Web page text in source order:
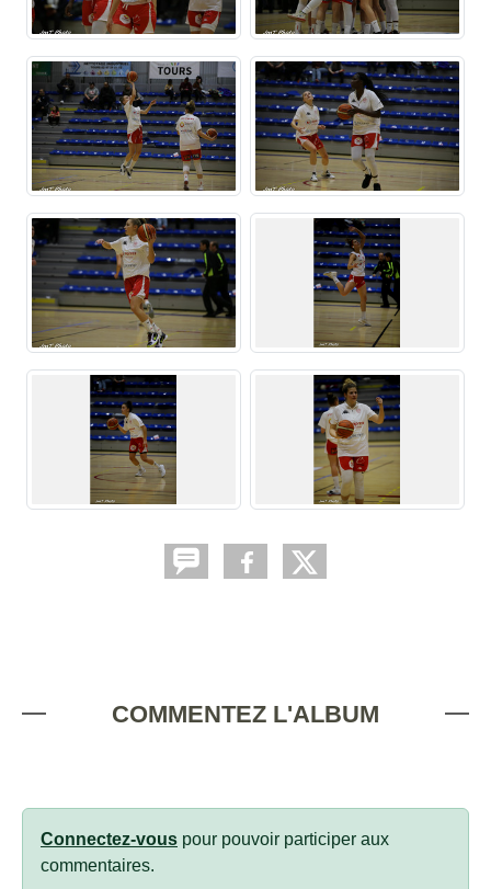
COMMENTEZ L'ALBUM
Connectez-vous pour pouvoir participer aux
commentaires.